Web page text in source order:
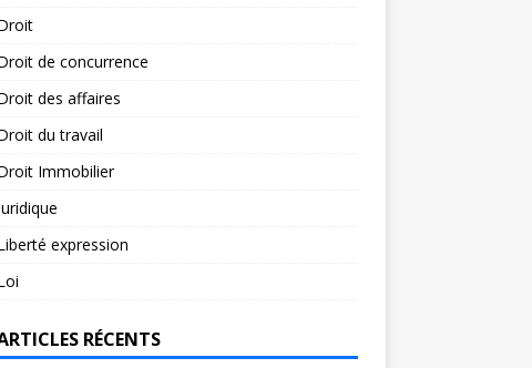
de concurrence
des affaires
du travail
Immobilier
expression
RÉCENTS